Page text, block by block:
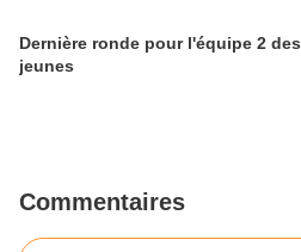
Dernière ronde pour l'équipe 2 des
jeunes
Commentaires